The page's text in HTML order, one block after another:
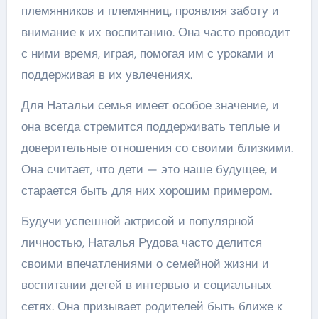
племянников и племянниц, проявляя заботу и
внимание к их воспитанию. Она часто проводит
с ними время, играя, помогая им с уроками и
поддерживая в их увлечениях.
Для Натальи семья имеет особое значение, и
она всегда стремится поддерживать теплые и
доверительные отношения со своими близкими.
Она считает, что дети — это наше будущее, и
старается быть для них хорошим примером.
Будучи успешной актрисой и популярной
личностью, Наталья Рудова часто делится
своими впечатлениями о семейной жизни и
воспитании детей в интервью и социальных
сетях. Она призывает родителей быть ближе к